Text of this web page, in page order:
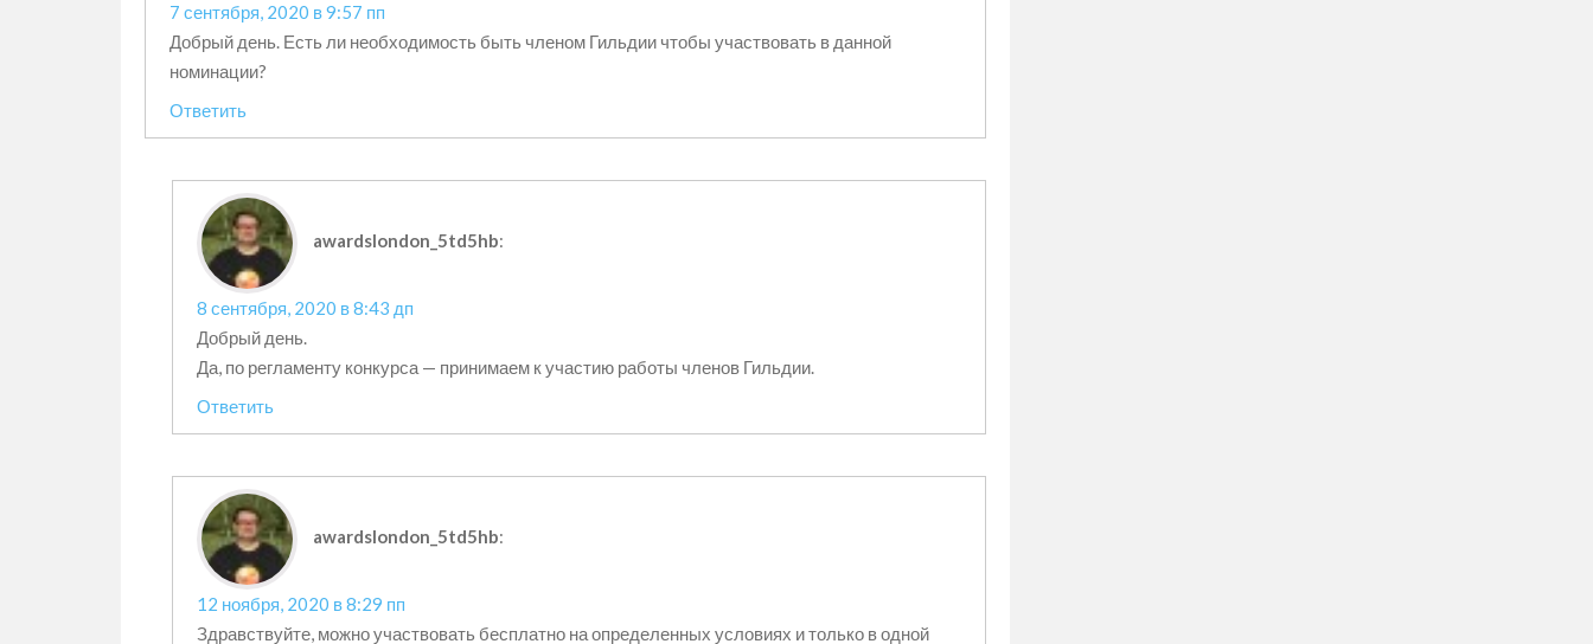
7 сентября, 2020 в 9:57 пп
Добрый день. Есть ли необходимость быть членом Гильдии чтобы участвовать в данной
номинации?
Ответить
awardslondon_5td5hb:
8 сентября, 2020 в 8:43 дп
Добрый день.
Да, по регламенту конкурса — принимаем к участию работы членов Гильдии.
Ответить
awardslondon_5td5hb:
12 ноября, 2020 в 8:29 пп
Здравствуйте, можно участвовать бесплатно на определенных условиях и только в одной